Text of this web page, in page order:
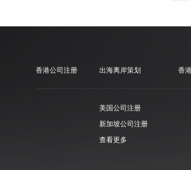
香港公司注册 出海离岸策划
美国公司注册
新加坡公司注册
查看更多
香